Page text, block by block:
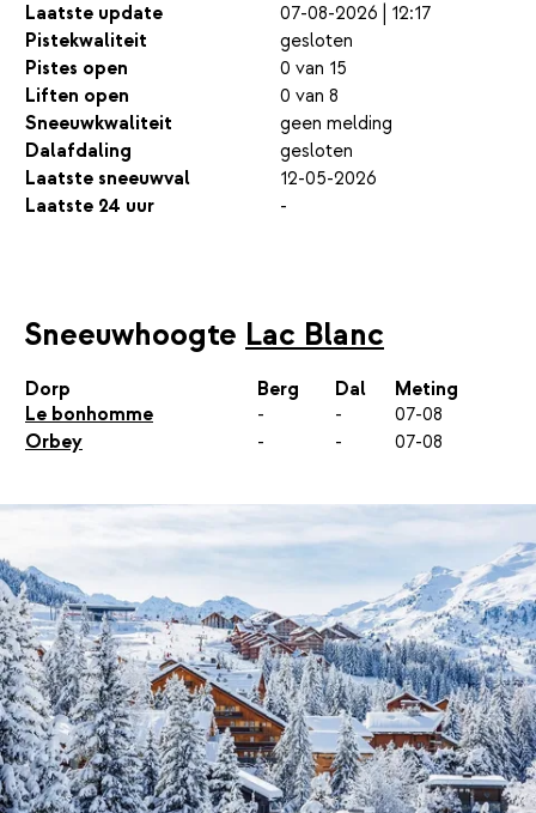
Laatste update
07-08-2026 | 12:17
Pistekwaliteit
gesloten
Pistes open
0 van 15
Liften open
0 van 8
Sneeuwkwaliteit
geen melding
Dalafdaling
gesloten
Laatste sneeuwval
12-05-2026
Laatste 24 uur
-
Sneeuwhoogte Lac Blanc
Dorp Berg Dal
Meting
Le bonhomme
- -
07-08
Orbey
- - 07-08